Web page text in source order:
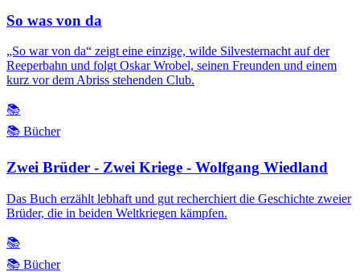
So was von da
„So war von da“ zeigt eine einzige, wilde Silvesternacht auf der
Reeperbahn und folgt Oskar Wrobel, seinen Freunden und einem
kurz vor dem Abriss stehenden Club.
📚
📚 Bücher
Zwei Brüder - Zwei Kriege - Wolfgang Wiedland
Das Buch erzählt lebhaft und gut recherchiert die Geschichte zweier
Brüder, die in beiden Weltkriegen kämpfen.
📚
📚 Bücher